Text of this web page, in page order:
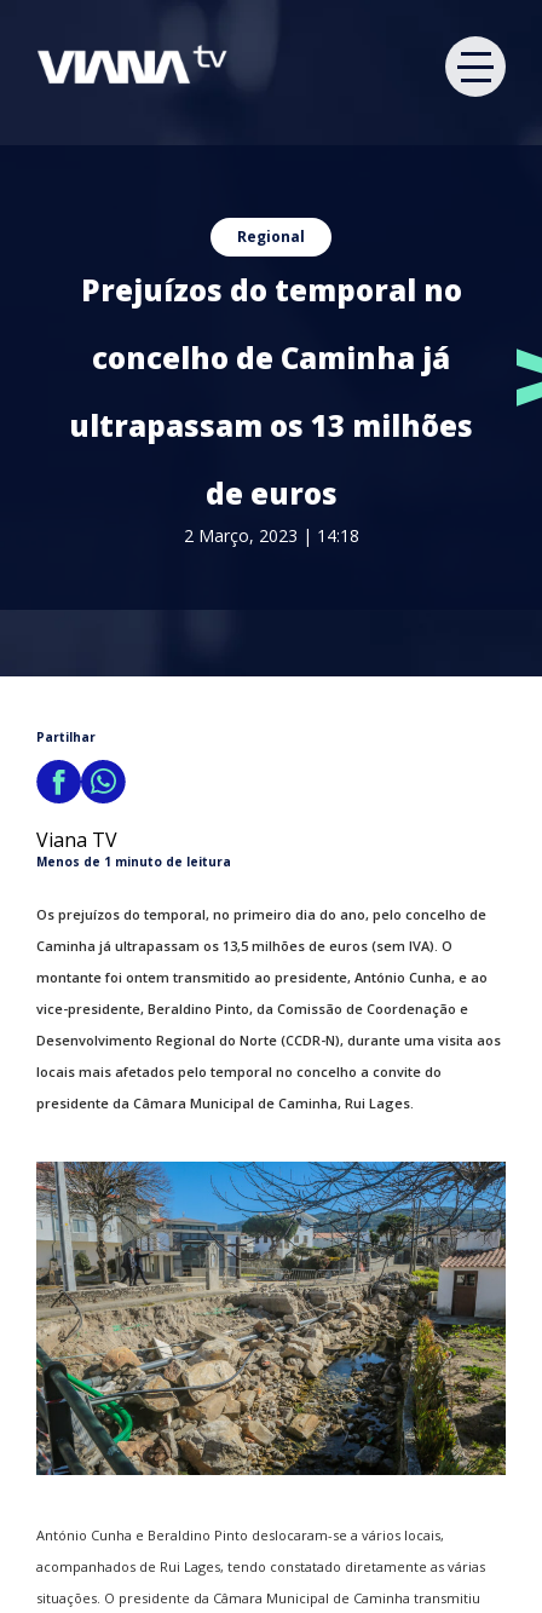
Regional
Prejuízos do temporal no
concelho de Caminha já
ultrapassam os 13 milhões
de euros
2 Março, 2023 | 14:18
Partilhar
Viana TV
Menos de 1 minuto de leitura
Os prejuízos do temporal, no primeiro dia do ano, pelo concelho de
Caminha já ultrapassam os 13,5 milhões de euros (sem IVA). O
montante foi ontem transmitido ao presidente, António Cunha, e ao
vice-presidente, Beraldino Pinto, da Comissão de Coordenação e
Desenvolvimento Regional do Norte (CCDR-N), durante uma visita aos
locais mais afetados pelo temporal no concelho a convite do
presidente da Câmara Municipal de Caminha, Rui Lages.
António Cunha e Beraldino Pinto deslocaram-se a vários locais,
acompanhados de Rui Lages, tendo constatado diretamente as várias
situações. O presidente da Câmara Municipal de Caminha transmitiu